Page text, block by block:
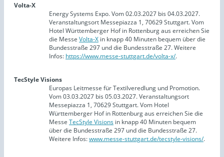
Volta-X
Energy Systems Expo. Vom 02.03.2027 bis 04.03.2027.
Veranstaltungsort Messepiazza 1, 70629 Stuttgart. Vom
Hotel Württemberger Hof in Rottenburg aus erreichen Sie
die Messe Volta-X in knapp 40 Minuten bequem über die
Bundesstraße 297 und die Bundesstraße 27. Weitere
Infos: https://www.messe-stuttgart.de/volta-x/.
TecStyle Visions
Europas Leitmesse für Textilveredlung und Promotion.
Vom 03.03.2027 bis 05.03.2027. Veranstaltungsort
Messepiazza 1, 70629 Stuttgart. Vom Hotel
Württemberger Hof in Rottenburg aus erreichen Sie die
Messe TecStyle Visions in knapp 40 Minuten bequem
über die Bundesstraße 297 und die Bundesstraße 27.
Weitere Infos:www.messe-stuttgart.de/tecstyle-visions/.